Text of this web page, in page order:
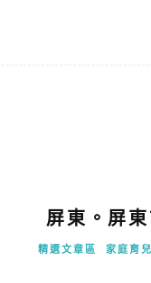
屏東。屏
精選文章區 家庭育兒